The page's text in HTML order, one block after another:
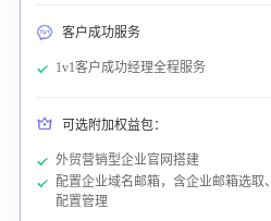
客户成功服务
1v1客户成功经理全程服务
可选附加权益包：
外贸营销型企业官网搭建
配置企业域名邮箱，含企业邮箱选取、
配置管理